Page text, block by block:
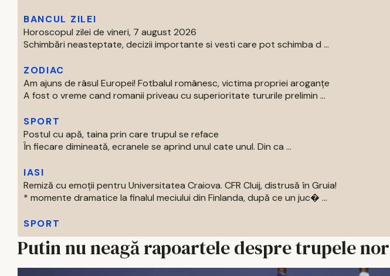
BANCUL ZILEI
Horoscopul zilei de vineri, 7 august 2026
Schimbări neasteptate, decizii importante si vesti care pot schimba d ...
ZODIAC
Am ajuns de râsul Europei! Fotbalul românesc, victima propriei aroganțe
A fost o vreme cand romanii priveau cu superioritate tururile prelimin ...
SPORT
Postul cu apă, taina prin care trupul se reface
În fiecare dimineată, ecranele se aprind unul cate unul. Din ca ...
IASI
Remiză cu emoții pentru Universitatea Craiova. CFR Cluij, distrusă în Gruia!
* momente dramatice la finalul meciului din Finlanda, după ce un juc� ...
SPORT
Putin nu neagă rapoartele despre trupele